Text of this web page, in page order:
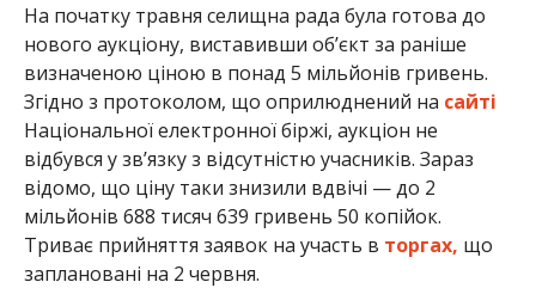
На початку травня селищна рада була готова до
нового аукціону, виставивши об’єкт за раніше
визначеною ціною в понад 5 мільйонів гривень.
Згідно з протоколом, що оприлюднений на сайті
Національної електронної біржі, аукціон не
відбувся у зв’язку з відсутністю учасників. Зараз
відомо, що ціну таки знизили вдвічі — до 2
мільйонів 688 тисяч 639 гривень 50 копійок.
Триває прийняття заявок на участь в торгах, що
заплановані на 2 червня.